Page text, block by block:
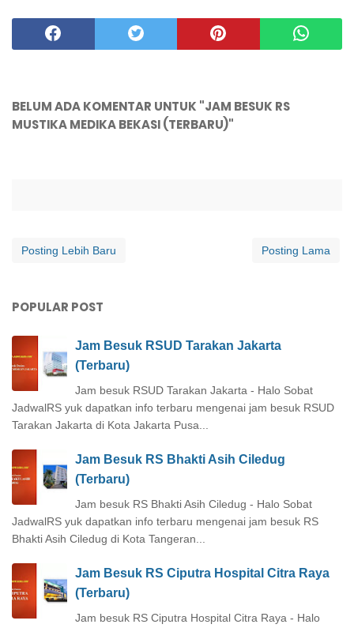
BELUM ADA KOMENTAR UNTUK "JAM BESUK RS
MUSTIKA MEDIKA BEKASI (TERBARU)"
Posting Lebih Baru Posting Lama
POPULAR POST
Jam Besuk RSUD Tarakan Jakarta
(Terbaru)
Jam besuk RSUD Tarakan Jakarta - Halo Sobat
JadwalRS yuk dapatkan info terbaru mengenai jam besuk RSUD
Tarakan Jakarta di Kota Jakarta Pusa...
Jam Besuk RS Bhakti Asih Ciledug
(Terbaru)
Jam besuk RS Bhakti Asih Ciledug - Halo Sobat
JadwalRS yuk dapatkan info terbaru mengenai jam besuk RS
Bhakti Asih Ciledug di Kota Tangeran...
Jam Besuk RS Ciputra Hospital Citra Raya
(Terbaru)
Jam besuk RS Ciputra Hospital Citra Raya - Halo